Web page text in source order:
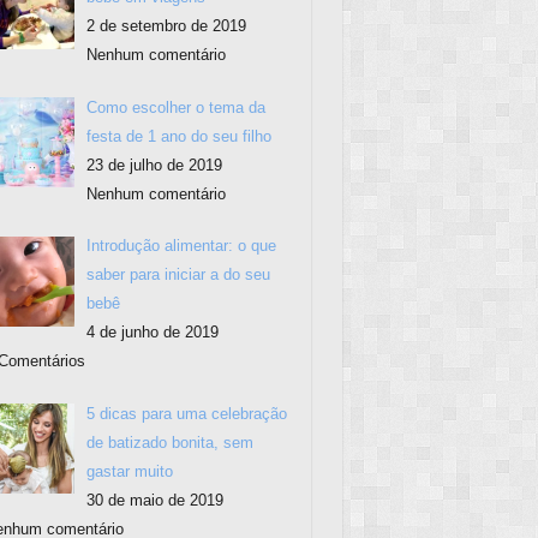
2 de setembro de 2019
Nenhum comentário
Como escolher o tema da
festa de 1 ano do seu filho
23 de julho de 2019
Nenhum comentário
Introdução alimentar: o que
saber para iniciar a do seu
bebê
4 de junho de 2019
5 dicas para uma celebração
de batizado bonita, sem
gastar muito
30 de maio de 2019
comentário